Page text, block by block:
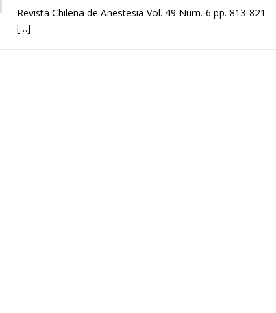
Revista Chilena de Anestesia Vol. 49 Num. 6 pp. 813-821
[…]